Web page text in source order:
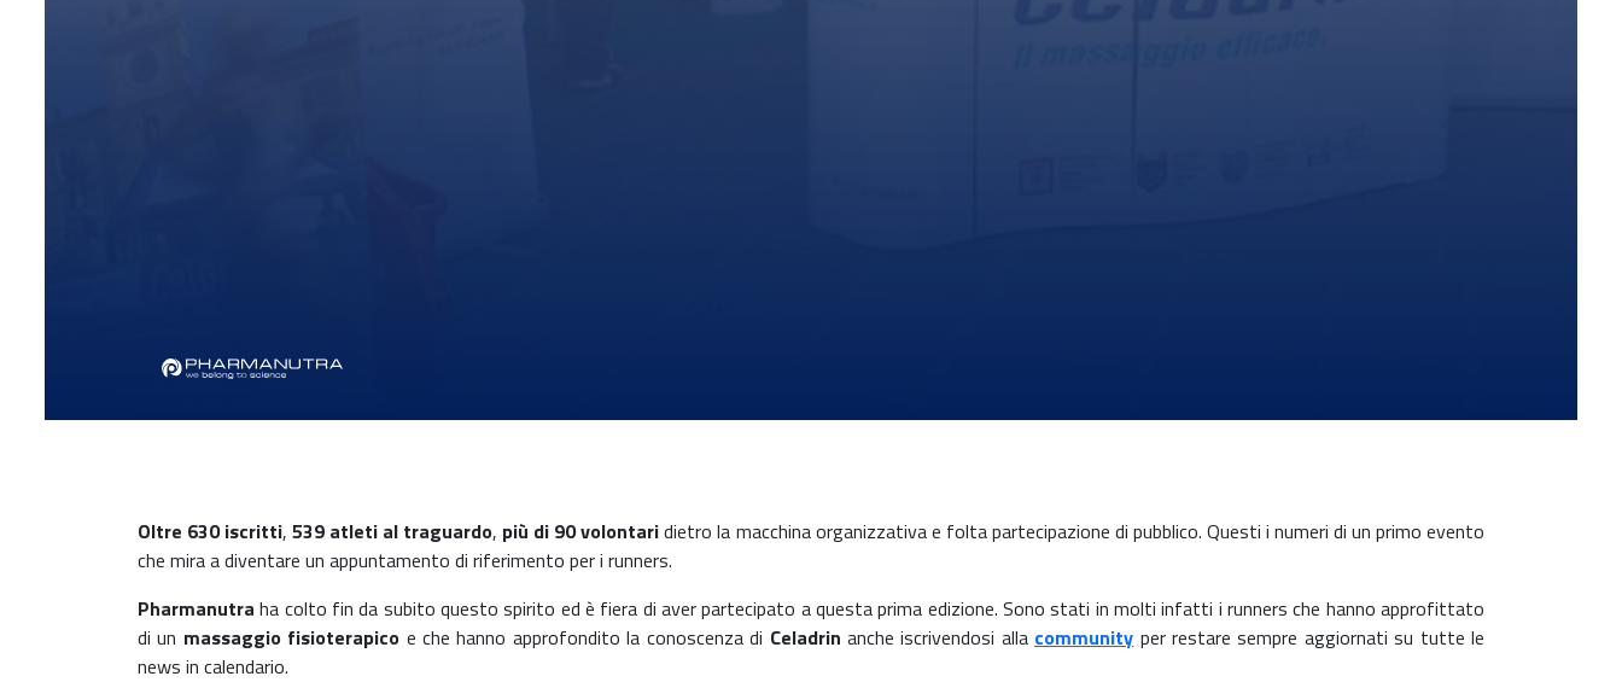
Oltre 630 iscritti,539 atleti al traguardo, più di 90 volontaridietro la macchina organizzativa e folta partecipazione di pubblico. Questi i numeri di un primo evento
che mira a diventare un appuntamento di riferimento per i runners.
Pharmanutra ha colto fin da subito questo spirito ed è fiera di aver partecipato a questa prima edizione. Sono stati in molti infatti i runners che hanno approfittato
di un massaggio fisioterapico e che hanno approfondito la conoscenza di Celadrin anche iscrivendosi alla community per restare sempre aggiornati su tutte le
news in calendario.